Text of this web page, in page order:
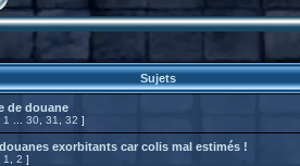
Sujets
de douane
1 30, 31 32 ]
exorbitants car colis mal estimés !
1 2 ]